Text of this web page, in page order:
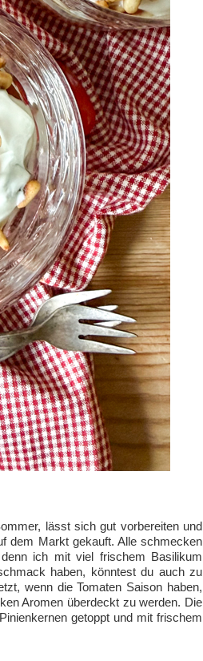
lässt sich gut vorbereiten und
dem Markt gekauft. Alle schmecken
ich mit viel frischem Basilikum
haben, könntest du auch zu
wenn die Tomaten Saison haben,
Aromen überdeckt zu werden. Die
getoppt und mit frischem